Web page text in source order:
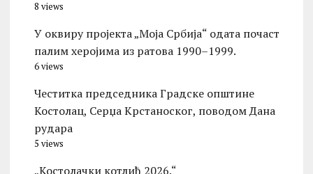
8 views
У оквиру пројекта „Моја Србија“ одата почаст
палим херојима из ратова 1990–1999.
6 views
Честитка председника Градске општине
Костолац, Серџа Крстаноског, поводом Дана
рудара
5 views
„Костолачки котлић 2026.“